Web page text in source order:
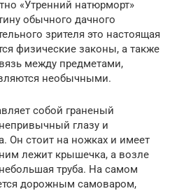
«Утренний натюрморт»
обычного дачного
зрителя это настоящая
физические законы, а также
между предметами,
необычными.
собой граненый
глазу и
Он стоит на ножках и имеет
лежит крышечка, а возле
труба. На самом
дорожным самоваром,